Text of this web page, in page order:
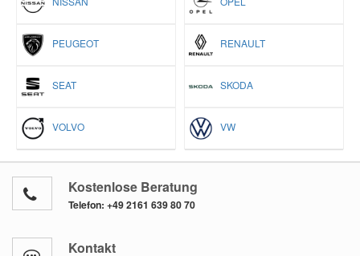
PEUGEOT RENAULT
SEAT SKODA
VOLVO VW
Kostenlose Beratung
Telefon: +49 2161 639 80 70
Kontakt